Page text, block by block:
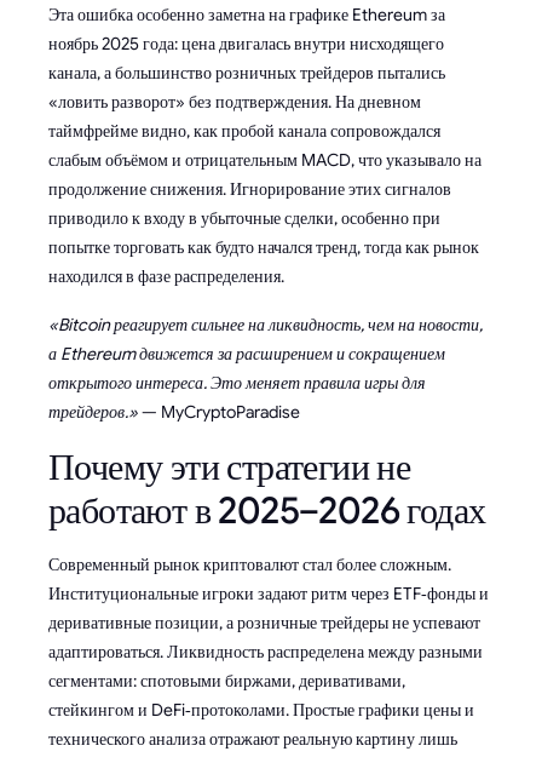
Эта ошибка особенно заметна на графике Ethereum за
ноябрь 2025 года: цена двигалась внутри нисходящего
канала, а большинство розничных трейдеров пытались
«ловить разворот» без подтверждения. На дневном
таймфрейме видно, как пробой канала сопровождался
слабым объёмом и отрицательным MACD, что указывало на
продолжение снижения. Игнорирование этих сигналов
приводило к входу в убыточные сделки, особенно при
попытке торговать как будто начался тренд, тогда как рынок
находился в фазе распределения.
«Bitcoin реагирует сильнее на ликвидность, чем на новости,
а Ethereum движется за расширением и сокращением
открытого интереса. Это меняет правила игры для
трейдеров.»— MyCryptoParadise
Почему эти стратегии не
работают в 2025–2026 годах
Современный рынок криптовалют стал более сложным.
Институциональные игроки задают ритм через ETF‑фонды и
деривативные позиции, а розничные трейдеры не успевают
адаптироваться. Ликвидность распределена между разными
сегментами: спотовыми биржами, деривативами,
стейкингом и DeFi‑протоколами. Простые графики цены и
технического анализа отражают реальную картину лишь